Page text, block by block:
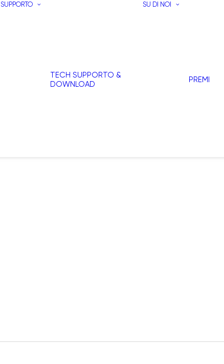
SUPPORTO
TECH SUPPORTO &
DOWNLOAD
SU DI NOI
PREMI